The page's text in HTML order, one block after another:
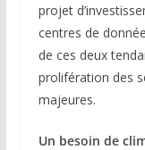
projet
centres de
de ces deux
prolifération des
majeures.
Un besoin de